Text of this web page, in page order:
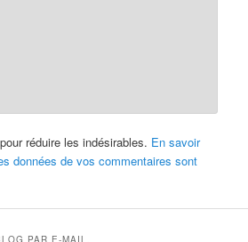
réduire les indésirables. En savoir
données de vos commentaires sont
PAR E-MAIL.